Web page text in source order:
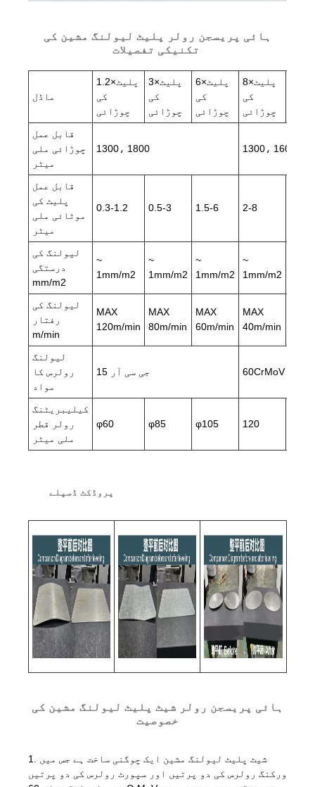
ہائی پریسجن رولر پلیٹ لیولنگ مشین کی
ماڈل
1.2×پلیٹ
کی
چوڑائی
3×پلیٹ
کی
چوڑائی
6×پلیٹ
کی
چوڑائی
8×پلیٹ
کی
چوڑائی
قابل عمل
چوڑائی ملی
میٹر
1300، 1800 1600، 2000
قابل عمل
پلیٹ کی
موٹائی ملی
میٹر
0.3-1.2 0.5-3 1.5-6 2-8
لیولنگ کی
درستگی
mm/m2
~
1mm/m2
~
1mm/m2
~
1mm/m2
~
1mm/m2
لیولنگ کی
رفتار
m/min
MAX
120m/min
MAX
80m/min
MAX
60m/min
MAX
40m/min
لیولنگ
رولرس کا
جی سی آر 15 60CrMoV
کیلیبریٹنگ
رولر قطر
ملی میٹر
φ60 φ85 φ105 120
پروڈکٹ ڈسپلے
ہائی پریسجن رولر شیٹ پلیٹ لیولنگ مشین کی
خصوصیت
1. شیٹ پلیٹ لیولنگ مشین ایک چوگنی ساخت ہے جس میں
ورکنگ رولرس کی دو پرتیں اور سپورٹ رولرس کی دو پرتیں